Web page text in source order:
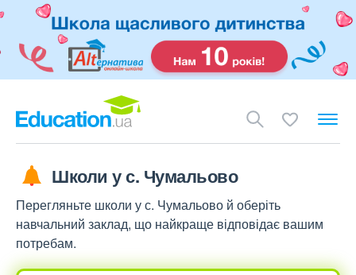
Школи у с. Чумальово
Перегляньте школи у с. Чумальово й оберіть
навчальний заклад, що найкраще відповідає вашим
потребам.